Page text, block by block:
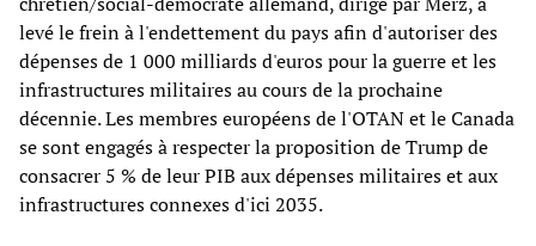
levé le frein à l'endettement du pays afin d'autoriser des
dépenses de 1 000 milliards d'euros pour la guerre et les
infrastructures militaires au cours de la prochaine
décennie. Les membres européens de l'OTAN et le Canada
se sont engagés à respecter la proposition de Trump de
consacrer 5 % de leur PIB aux dépenses militaires et aux
infrastructures connexes d'ici 2035.